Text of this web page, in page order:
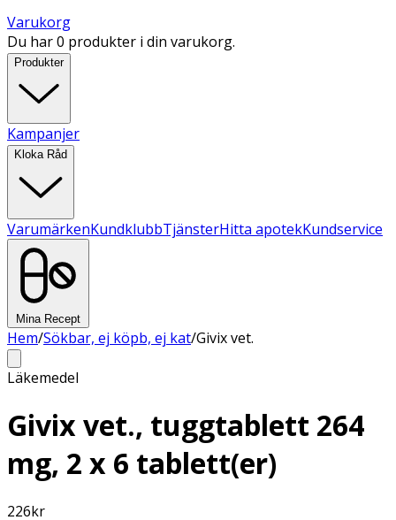
Varukorg
Du har 0 produkter i din varukorg.
Produkter
Kampanjer
Kloka Råd
VarumärkenKundklubbTjänsterHitta apotekKundservice
Mina Recept
Hem/Sökbar, ej köpb, ej kat/Givix vet.
Läkemedel
Givix vet., tuggtablett 264
mg, 2 x 6 tablett(er)
226kr